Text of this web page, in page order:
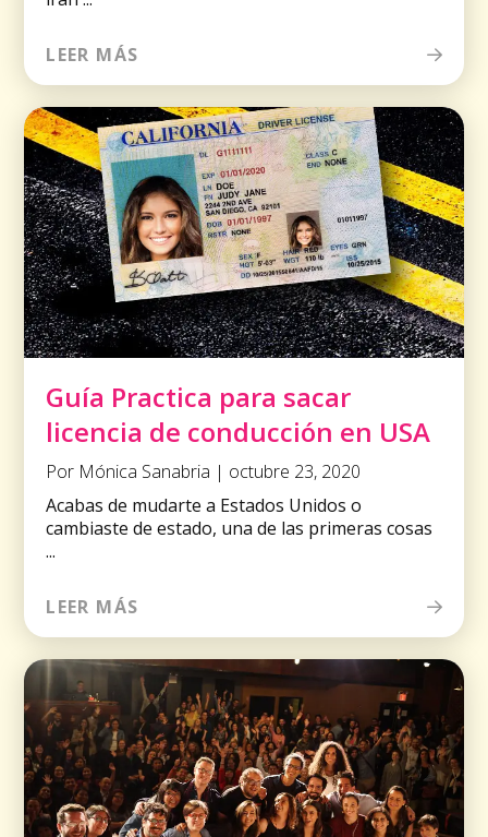
LEER MÁS
Guía Practica para sacar
licencia de conducción en USA
Por Mónica Sanabria | octubre 23, 2020
Acabas de mudarte a Estados Unidos o
cambiaste de estado, una de las primeras cosas
...
LEER MÁS